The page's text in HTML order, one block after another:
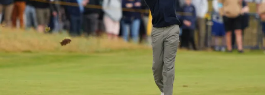
Americký fotbal
Baseball a softbal
NEPŘEHLÉDNĚTE